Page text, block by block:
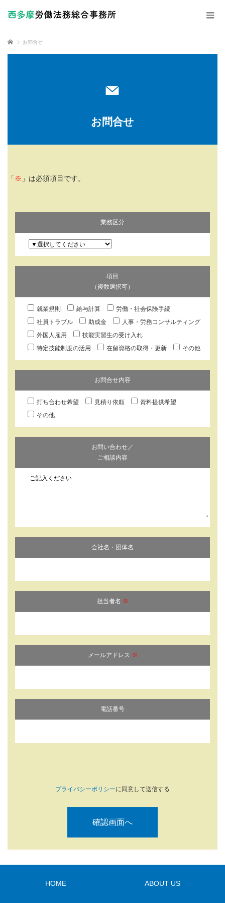
ホーム お問合せ
お問合せ
「 ※ 」は必須項目です。
業務区分
項目
（複数選択可）
就業規則 給与計算
労働・社会保険手続
社員トラブル
助成金
人事・労務コンサルティング
外国人雇用
技能実習生の受け入れ
特定技能制度の活用
在留資格の取得・更新 その他
お問合せ内容
打ち合わせ希望 見積り依頼
資料提供希望
その他
お問い合わせ／
ご相談内容
会社名・団体名
担当者名 ※
メールアドレス ※
電話番号
プライバシーポリシーに同意して送信する
HOME ABOUT US